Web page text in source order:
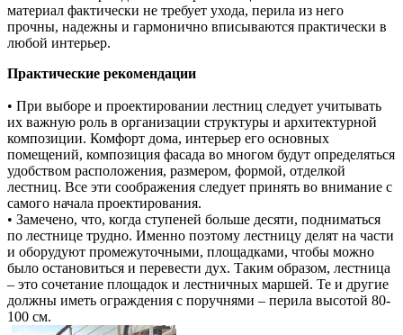
материал фактически не требует ухода, перила из него
прочны, надежны и гармонично вписываются практически в
любой интерьер.
Практические рекомендации
• При выборе и проектировании лестниц следует учитывать
их важную роль в организации структуры и архитектурной
композиции. Комфорт дома, интерьер его основных
помещений, композиция фасада во многом будут определяться
удобством расположения, размером, формой, отделкой
лестниц. Все эти соображения следует принять во внимание с
самого начала проектирования.
• Замечено, что, когда ступеней больше десяти, подниматься
по лестнице трудно. Именно поэтому лестницу делят на части
и оборудуют промежуточными, площадками, чтобы можно
было остановиться и перевести дух. Таким образом, лестница
– это сочетание площадок и лестничных маршей. Те и другие
должны иметь ограждения с поручнями – перила высотой 80-
100 см.